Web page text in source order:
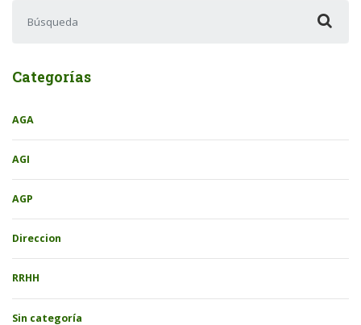
Categorías
AGA
AGI
AGP
Direccion
RRHH
Sin categoría